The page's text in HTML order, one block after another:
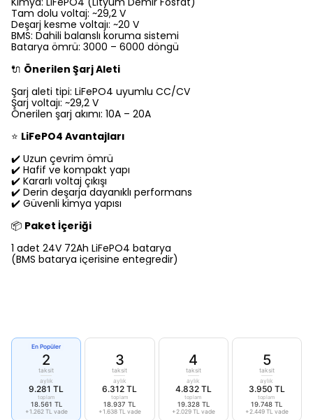
Tam dolu voltaj: ~29,2 V
Deşarj kesme voltajı: ~20 V
BMS: Dahili balanslı koruma sistemi
Batarya ömrü: 3000 – 6000 döngü
🔌 Önerilen Şarj Aleti
Şarj aleti tipi: LiFePO4 uyumlu CC/CV
Şarj voltajı: ~29,2 V
Önerilen şarj akımı: 10A – 20A
⭐ LiFePO4 Avantajları
✔️ Uzun çevrim ömrü
✔️ Hafif ve kompakt yapı
✔️ Kararlı voltaj çıkışı
✔️ Derin deşarja dayanıklı performans
✔️ Güvenli kimya yapısı
📦 Paket İçeriği
1 adet 24V 72Ah LiFePO4 batarya
(BMS batarya içerisine entegredir)
En Popüler
2
taksit
aylık
9.281 TL
toplam
18.561 TL
+1.262 TL vade
3
taksit
aylık
6.312 TL
toplam
18.937 TL
+1.638 TL vade
4
taksit
aylık
4.832 TL
toplam
19.328 TL
+2.029 TL vade
5
taksit
aylık
3.950 TL
toplam
19.748 TL
+2.449 TL vade